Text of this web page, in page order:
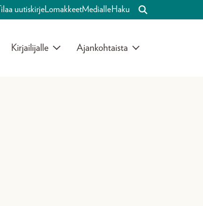
Tilaa uutiskirjeLomakkeetMedialleHaku
Kirjailijalle Ajankohtaista